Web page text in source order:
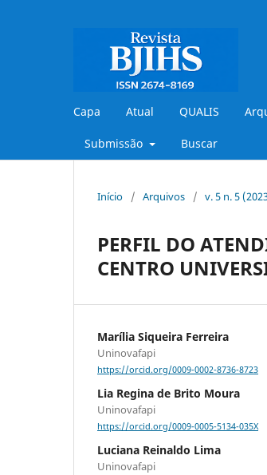
Capa Atual QUALIS
Submissão Buscar
Início / Arquivos / v. 5 n. 5
PERFIL DO
CENTRO
Marília Siqueira Ferreira
Uninovafapi
https://orcid.org/0009-0002-8736-8723
Lia Regina de Brito Moura
Uninovafapi
https://orcid.org/0009-0005-5134-035X
Luciana Reinaldo Lima
Uninovafapi